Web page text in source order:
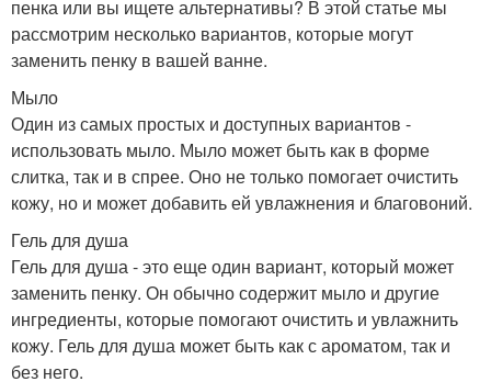
пенка или вы ищете альтернативы? В этой статье мы
рассмотрим несколько вариантов, которые могут
заменить пенку в вашей ванне.
Мыло
Один из самых простых и доступных вариантов -
использовать мыло. Мыло может быть как в форме
слитка, так и в спрее. Оно не только помогает очистить
кожу, но и может добавить ей увлажнения и благовоний.
Гель для душа
Гель для душа - это еще один вариант, который может
заменить пенку. Он обычно содержит мыло и другие
ингредиенты, которые помогают очистить и увлажнить
кожу. Гель для душа может быть как с ароматом, так и
без него.